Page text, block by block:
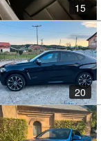
15
20